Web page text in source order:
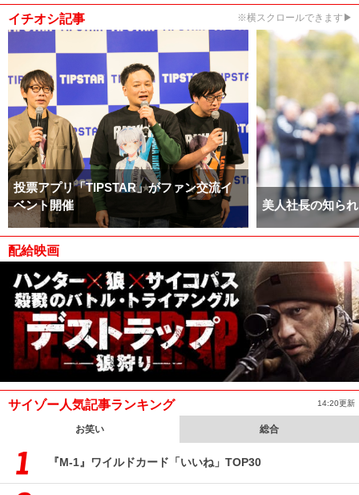
イチオシ記事 ※横スクロールできます▶
投票アプリ「TIPSTAR」がファン交流イ
ベント開催
美人社長の知ら
配給映画
サイゾー人気記事ランキング 14:20更新
お笑い 総合
『M-1』ワイルドカード「いいね」TOP30